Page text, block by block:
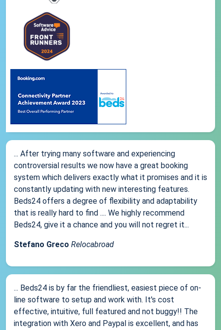
... After trying many software and experiencing
controversial results we now have a great booking
system which delivers exactly what it promises and it is
constantly updating with new interesting features.
Beds24 offers a degree of flexibility and adaptability
that is really hard to find .... We highly recommend
Beds24, give it a chance and you will not regret it...
Stefano Greco Relocabroad
... Beds24 is by far the friendliest, easiest piece of on-
line software to setup and work with. It's cost
effective, intuitive, full featured and not buggy!! The
integration with Xero and Paypal is excellent, and has